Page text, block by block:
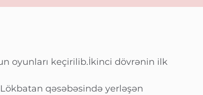
oyunları keçirilib.İkinci dövrənin ilk
qəsəbəsində yerləşən